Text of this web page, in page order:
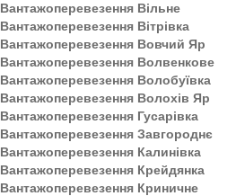
Вантажоперевезення Вільне
Вантажоперевезення Вітрівка
Вантажоперевезення Вовчий Яр
Вантажоперевезення Волвенкове
Вантажоперевезення Волобуївка
Вантажоперевезення Волохів Яр
Вантажоперевезення Гусарівка
Вантажоперевезення Завгороднє
Вантажоперевезення Калинівка
Вантажоперевезення Крейдянка
Вантажоперевезення Криничне